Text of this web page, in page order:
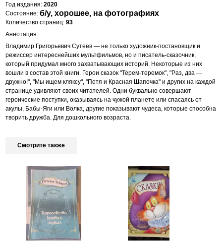
Год издания:2020
Состояние: б/у, хорошее, на фотографиях
Количество страниц:93
Аннотация:
Владимир Григорьевич Сутеев — не только художник-постановщик и
режиссер интереснейших мультфильмов, но и писатель-сказочник,
который придумал много захватывающих историй. Некоторые из них
вошли в состав этой книги. Герои сказок "Терем-теремок", "Раз, два —
дружно!", "Мы ищем кляксу", "Петя и Красная Шапочка" и других на каждой
странице удивляют своих читателей. Одни буквально совершают
героические поступки, оказываясь на чужой планете или спасаясь от
акулы, Бабы-Яги или Волка, другие показывают чудеса, которые способна
творить дружба. Для дошкольного возраста.
Смотрите также